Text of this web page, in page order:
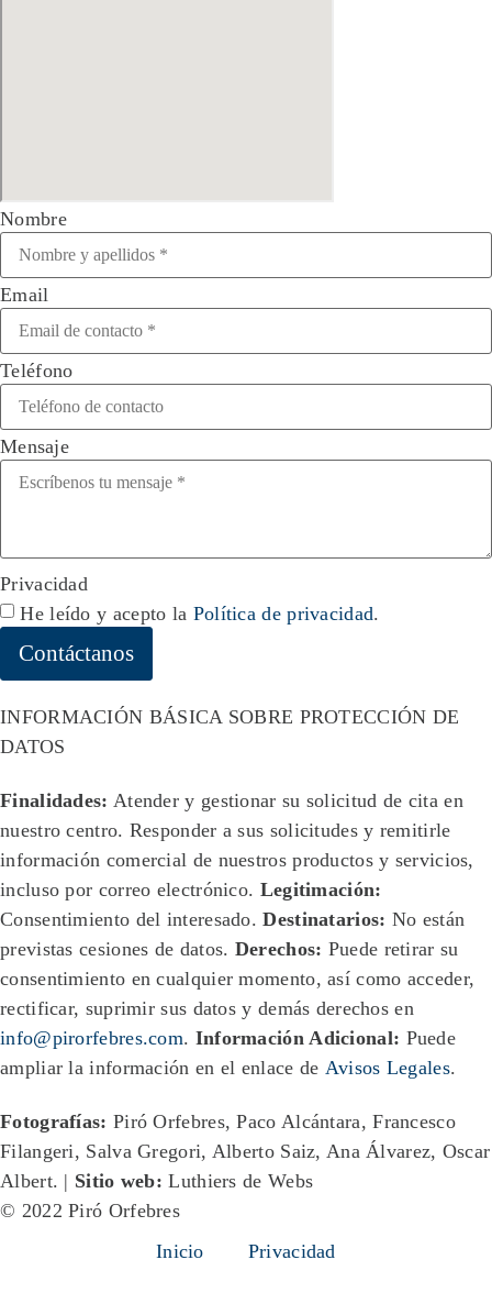
Nombre
Email
Teléfono
Mensaje
Privacidad
He leído y acepto la Política de privacidad.
Contáctanos
INFORMACIÓN BÁSICA SOBRE PROTECCIÓN DE
DATOS
Finalidades: Atender y gestionar su solicitud de cita en
nuestro centro. Responder a sus solicitudes y remitirle
información comercial de nuestros productos y servicios,
incluso por correo electrónico. Legitimación:
Consentimiento del interesado.Destinatarios: No están
previstas cesiones de datos. Derechos: Puede retirar su
consentimiento en cualquier momento, así como acceder,
rectificar, suprimir sus datos y demás derechos en
info@pirorfebres.com. Información Adicional: Puede
ampliar la información en el enlace de Avisos Legales.
Fotografías: Piró Orfebres, Paco Alcántara, Francesco
Filangeri, Salva Gregori, Alberto Saiz, Ana Álvarez, Oscar
Albert. | Sitio web: Luthiers de Webs
© 2022 Piró Orfebres
Inicio
Privacidad